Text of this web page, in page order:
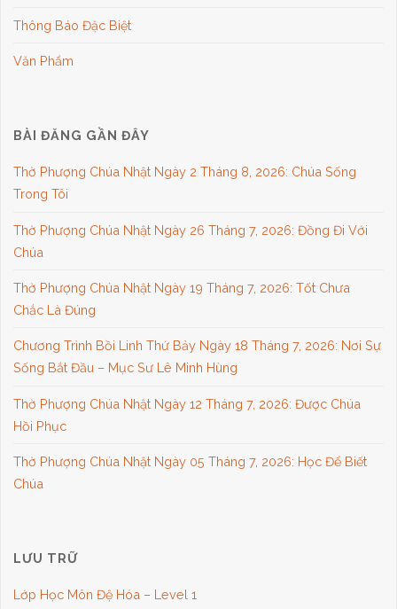
Thông Báo Đặc Biệt
Văn Phẩm
BÀI ĐĂNG GẦN ĐÂY
Thờ Phượng Chúa Nhật Ngày 2 Tháng 8, 2026: Chúa Sống
Trong Tôi
Thờ Phượng Chúa Nhật Ngày 26 Tháng 7, 2026: Đồng Đi Với
Chúa
Thờ Phượng Chúa Nhật Ngày 19 Tháng 7, 2026: Tốt Chưa
Chắc Là Đúng
Chương Trình Bồi Linh Thứ Bảy Ngày 18 Tháng 7, 2026: Nơi Sự
Sống Bắt Đầu – Mục Sư Lê Minh Hùng
Thờ Phượng Chúa Nhật Ngày 12 Tháng 7, 2026: Được Chúa
Hồi Phục
Thờ Phượng Chúa Nhật Ngày 05 Tháng 7, 2026: Học Để Biết
Chúa
LƯU TRỮ
Lớp Học Môn Đệ Hóa – Level 1